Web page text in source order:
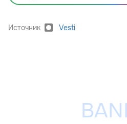
Источник Vesti